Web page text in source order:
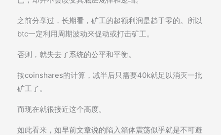
之前分享过，长期看，矿工的超额利润是趋于零的。所以
btc一定利用周期波动来促动或打击矿工。
否则，就失去了系统的公平和平衡。
按coinshares的计算，减半后只需要40k就足以消灭一批
矿工了。
而现在就很接近这个高度。
如此看来，如早前文章说的陷入箱体震荡似乎就是不可避